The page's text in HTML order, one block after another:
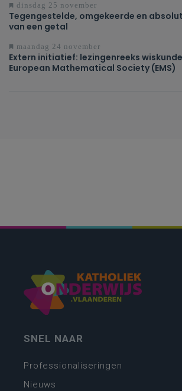
dinsdag 25 november
Tegengestelde, omgekeerde en
van een getal
maandag 24 november
Extern initiatief: lezingenreeks
European Mathematical Society (EMS)
SNEL NAAR
Professionaliseringen
Nieuws